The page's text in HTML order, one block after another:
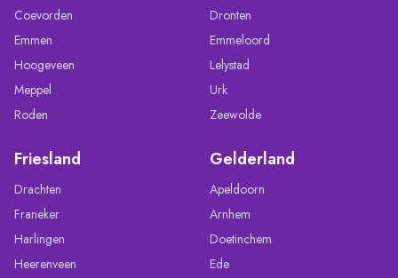
Coevorden
Emmen
Hoogeveen
Meppel
Roden
Dronten
Emmeloord
Lelystad
Urk
Zeewolde
Friesland
Drachten
Franeker
Harlingen
Heerenveen
Gelderland
Apeldoorn
Arnhem
Doetinchem
Ede